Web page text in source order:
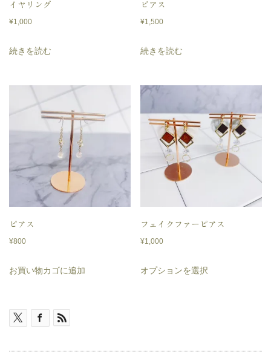
イヤリング
¥1,000
続きを読む
ピアス
¥1,500
続きを読む
ピアス
¥800
お買い物カゴに追加
フェイクファーピアス
¥1,000
オプションを選択
は